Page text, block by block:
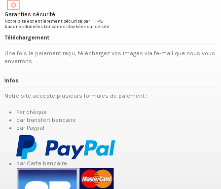
Garanties sécurité
Notre site est entièrement sécurisé par HTPS
Aucunes données bancaires stockées sur ce site
Téléchargement
Une fois le paiement reçu, téléchargez vos images via l'e-mail que nous vous
enverrons.
Infos
Notre site accepte plusieurs formules de paiement :
Par chèque
par transfert bancaire
par Paypal
par Carte bancaire